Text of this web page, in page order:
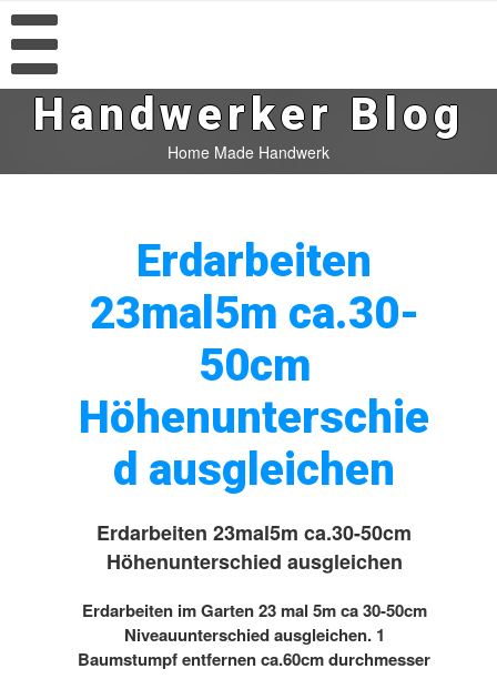
Handwerker Blog
Home Made Handwerk
Erdarbeiten
23mal5m ca.30-
50cm
Höhenunterschie
d ausgleichen
Erdarbeiten 23mal5m ca.30-50cm
Höhenunterschied ausgleichen
Erdarbeiten im Garten 23 mal 5m ca 30-50cm
Niveauunterschied ausgleichen. 1
Baumstumpf entfernen ca.60cm durchmesser